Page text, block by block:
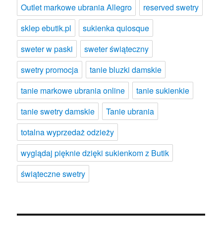
Outlet markowe ubrania Allegro
reserved swetry
sklep ebutik.pl
sukienka quiosque
sweter w paski
sweter świąteczny
swetry promocja
tanie bluzki damskie
tanie markowe ubrania online
tanie sukienkie
tanie swetry damskie
Tanie ubrania
totalna wyprzedaż odzieży
wyglądaj pięknie dzięki sukienkom z Butik
świąteczne swetry